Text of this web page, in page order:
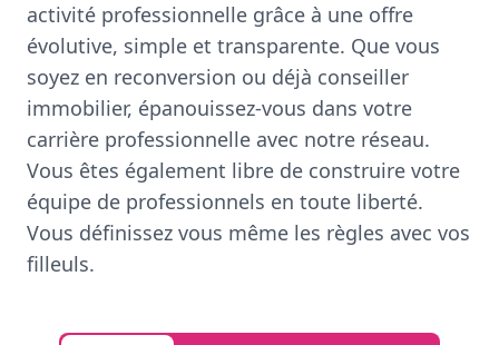
activité professionnelle grâce à une offre
évolutive, simple et transparente. Que vous
soyez en reconversion ou déjà conseiller
immobilier, épanouissez-vous dans votre
carrière professionnelle avec notre réseau.
Vous êtes également libre de construire votre
équipe de professionnels en toute liberté.
Vous définissez vous même les règles avec vos
filleuls.